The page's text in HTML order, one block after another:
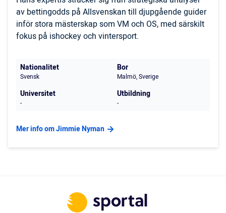
av bettingodds på Allsvenskan till djupgående guider
inför stora mästerskap som VM och OS, med särskilt
fokus på ishockey och vintersport.
Nationalitet
Svensk
Bor
Malmö, Sverige
Universitet
-
Utbildning
-
Mer info om Jimmie Nyman